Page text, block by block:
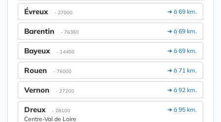
➔ à 69 km.
Évreux - 27000
➔ à 69 km.
Barentin - 76360
➔ à 69 km.
Bayeux - 14400
➔ à 71 km.
Rouen - 76000
➔ à 92 km.
Vernon - 27200
➔ à 95 km.
Dreux - 28100
Centre-Val de Loire